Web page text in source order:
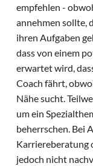
empfehlen -
annehmen sollte,
ihren Aufgaben
dass von einem
erwartet wird,
Coach fährt,
Nähe sucht.
um ein
beherrschen. Bei
Karriereberatung
jedoch nicht